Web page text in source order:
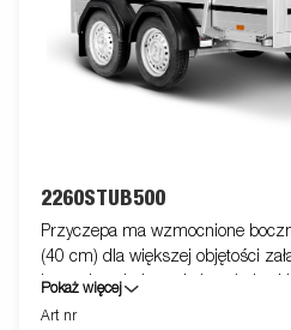
2260STUB500
Przyczepa ma wzmocnione
(40 cm) dla większej objętości
łatwa do załadowania i posiada
do załadunku większych
Pokaż więcej
Art nr